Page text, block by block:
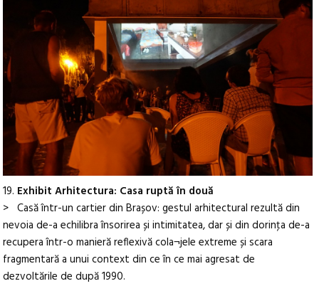
19. Exhibit Arhitectura: Casa ruptă în două
> Casă într-un cartier din Brașov: gestul arhitectural rezultă din
nevoia de-a echilibra însorirea și intimitatea, dar și din dorinţa de-a
recupera într-o manieră reflexivă cola¬jele extreme și scara
fragmentară a unui context din ce în ce mai agresat de
dezvoltările de după 1990.